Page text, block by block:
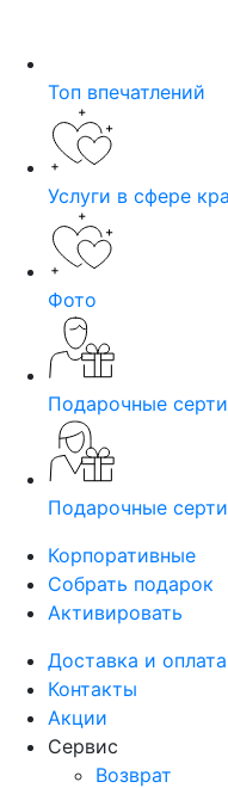
Топ впечатлений
Услуги в сфере
Фото
Подарочные
Подарочные
Корпоративные
Собрать подарок
Активировать
Доставка и оплата
Контакты
Акции
Сервис
Возврат